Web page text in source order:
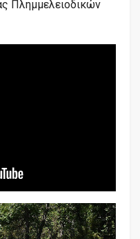
Πλημμελειοδικών